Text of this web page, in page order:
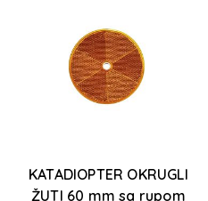
KATADIOPTER OKRUGLI
ŽUTI 60 mm sa rupom